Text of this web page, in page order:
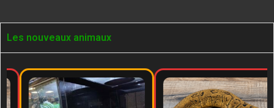
Les nouveaux animaux